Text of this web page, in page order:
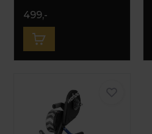
499,-